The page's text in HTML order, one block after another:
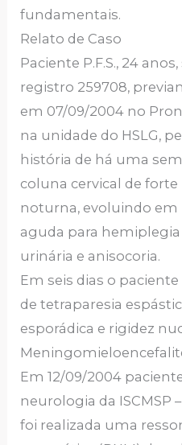
fundamentais.
Relato de Caso
Paciente P.F.S., 24
registro 259708,
em 07/09/2004 no
na unidade do HSLG,
história de há uma
coluna cervical de
noturna, evoluindo em
aguda para
urinária e anisocoria.
Em seis dias o
de tetraparesia
esporádica e rigidez
Em 12/09/2004
neurologia da ISCMSP
foi realizada uma